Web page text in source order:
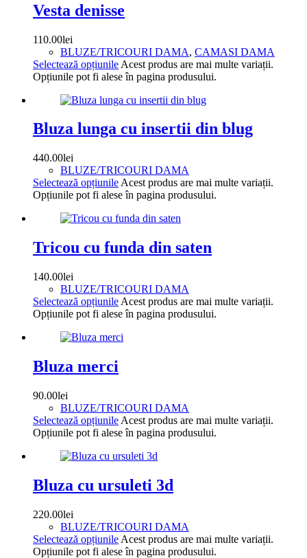
Vesta denisse
110.00lei
BLUZE/TRICOURI DAMA, CAMASI DAMA
Selectează opțiunile Acest produs are mai multe variații.
Opțiunile pot fi alese în pagina produsului.
Bluza lunga cu insertii din blug
440.00lei
BLUZE/TRICOURI DAMA
Selectează opțiunile Acest produs are mai multe variații.
Opțiunile pot fi alese în pagina produsului.
Tricou cu funda din saten
140.00lei
BLUZE/TRICOURI DAMA
Selectează opțiunile Acest produs are mai multe variații.
Opțiunile pot fi alese în pagina produsului.
Bluza merci
90.00lei
BLUZE/TRICOURI DAMA
Selectează opțiunile Acest produs are mai multe variații.
Opțiunile pot fi alese în pagina produsului.
Bluza cu ursuleti 3d
220.00lei
BLUZE/TRICOURI DAMA
Selectează opțiunile Acest produs are mai multe variații.
Opțiunile pot fi alese în pagina produsului.